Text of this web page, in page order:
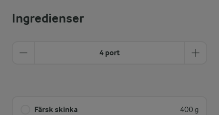
Ingredienser
4 port
Färsk skinka 400 g